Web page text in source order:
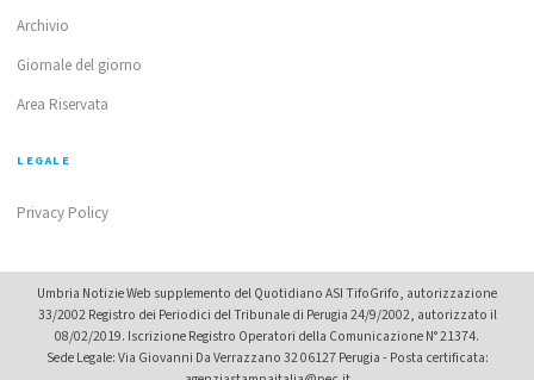
Archivio
Giornale del giorno
Area Riservata
LEGALE
Privacy Policy
Umbria Notizie Web supplemento del Quotidiano ASI TifoGrifo, autorizzazione
33/2002 Registro dei Periodici del Tribunale di Perugia 24/9/2002, autorizzato il
08/02/2019. Iscrizione Registro Operatori della Comunicazione N° 21374.
Sede Legale: Via Giovanni Da Verrazzano 32 06127 Perugia - Posta certificata: